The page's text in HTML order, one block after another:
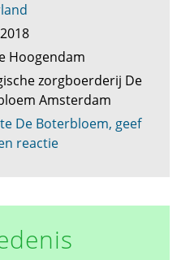
Hoogendam
zorgboerderij De
Amsterdam
De Boterbloem, geef
reactie